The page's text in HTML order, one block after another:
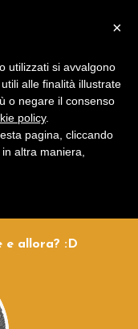
e
e allora? :D
×
utilizzati si avvalgono
alle finalità illustrate
o negare il consenso
policy.
pagina, cliccando
altra maniera,